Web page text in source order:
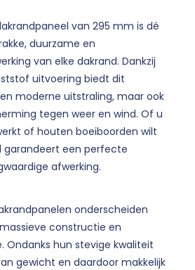
van 295 mm is dé
duurzame en
van elke dakrand. Dankzij
uitvoering biedt dit
moderne uitstraling, maar ook
tegen weer en wind. Of u
of houten boeiboorden wilt
garandeert een perfecte
afwerking.
onderscheiden
constructie en
Ondanks hun stevige kwaliteit
gewicht en daardoor makkelijk